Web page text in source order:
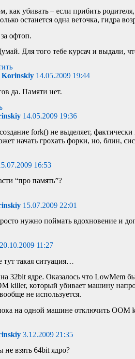
как убивать – если прибить
останется одна веточка, гидра
офтоп.
Для того тебе курсач и выдали,
14.05.2009 19:44
да. Памяти нет.
14.05.2009 19:36
fork() не выделяет,
начать грохать форки, но, блин,
16:53
“про память”?
15.07.2009 22:01
нужно поймать вдохновение и
20.10.2009 11:27
тут такая ситуация…
32bit ядре. Оказалось что LowMem
killer, который убивает машину
не используется.
на одной машине отключитьOOM
3.12.2009 21:35
взять 64bit ядро?